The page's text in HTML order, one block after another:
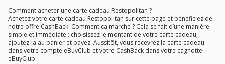
Comment acheter une carte cadeau Restopolitan ?
Achetez votre carte cadeau Restopolitan sur cette page et bénéficiez de
notre offre CashBack. Comment ça marche ? Cela se fait d’une manière
simple et immédiate : choisissez le montant de votre carte cadeau,
ajoutez-la au panier et payez. Aussitôt, vous recevrez la carte cadeau
dans votre compte eBuyClub et votre CashBack dans votre cagnotte
eBuyClub.